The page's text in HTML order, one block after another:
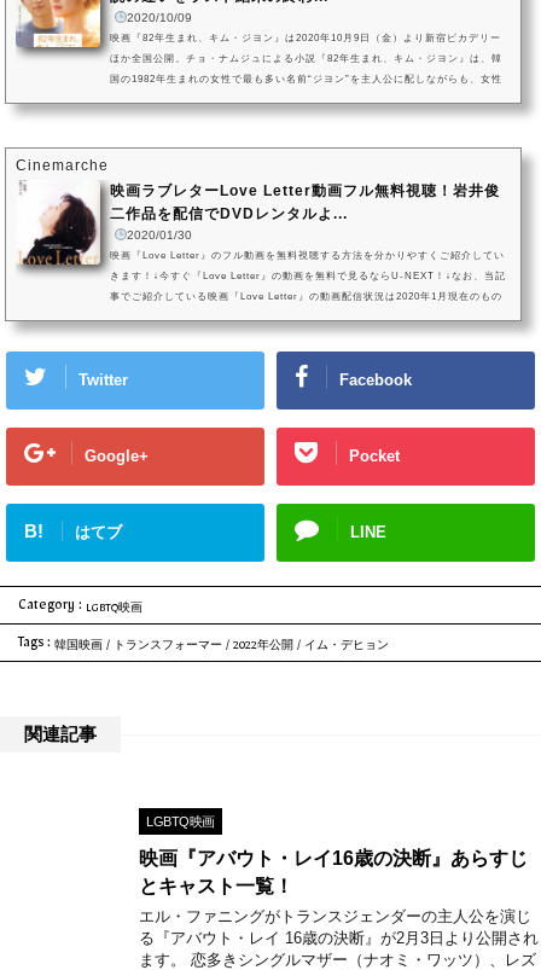
2020/10/09
映画『82年生まれ、キム・ジヨン』は2020年10月9日（金）より新宿ピカデリー
ほか全国公開。チョ・ナムジュによる小説『82年生まれ、キム・ジヨン』は、韓
国の1982年生まれの女性で最も多い名前“ジヨン”を主人公に配しながらも、女性
Cinemarche
映画ラブレターLove Letter動画フル無料視聴！岩井俊
二作品を配信でDVDレンタルよ...
2020/01/30
映画『Love Letter』のフル動画を無料視聴する方法を分かりやすくご紹介してい
きます！↓今すぐ『Love Letter』の動画を無料で見るならU-NEXT！↓なお、当記
事でご紹介している映画『Love Letter』の動画配信状況は2020年1月現在のもの
えすると、映画『Love Letter』のフル動画を今すぐ無料視聴するには...
Twitter Facebook
Google+ Pocket
B! はてブ LINE
Category : LGBTQ映画
Tags : 韓国映画 / トランスフォーマー / 2022年公開 / イム・デヒョン
関連記事
LGBTQ映画
映画『アバウト・レイ16歳の決断』あらすじ
とキャスト一覧！
エル・ファニングがトランスジェンダーの主人公を演じ
る『アバウト・レイ 16歳の決断』が2月3日より公開され
ます。 恋多きシングルマザー（ナオミ・ワッツ）、レズ